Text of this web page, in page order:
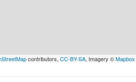
contributors, CC-BY-SA, Imagery ©Mapbox